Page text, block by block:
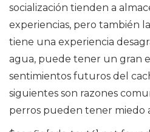
socialización tienden a
experiencias, pero también
tiene una experiencia
agua, puede tener un gran
sentimientos futuros del
siguientes son razones
perros pueden tener miedo